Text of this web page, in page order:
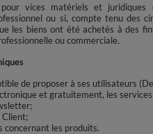
vices matériels et juridiques
ou si, compte tenu des
les biens ont été achetés à des
ou commerciale.
de proposer à ses utilisateurs
et gratuitement, les
Client;
concernant les produits.